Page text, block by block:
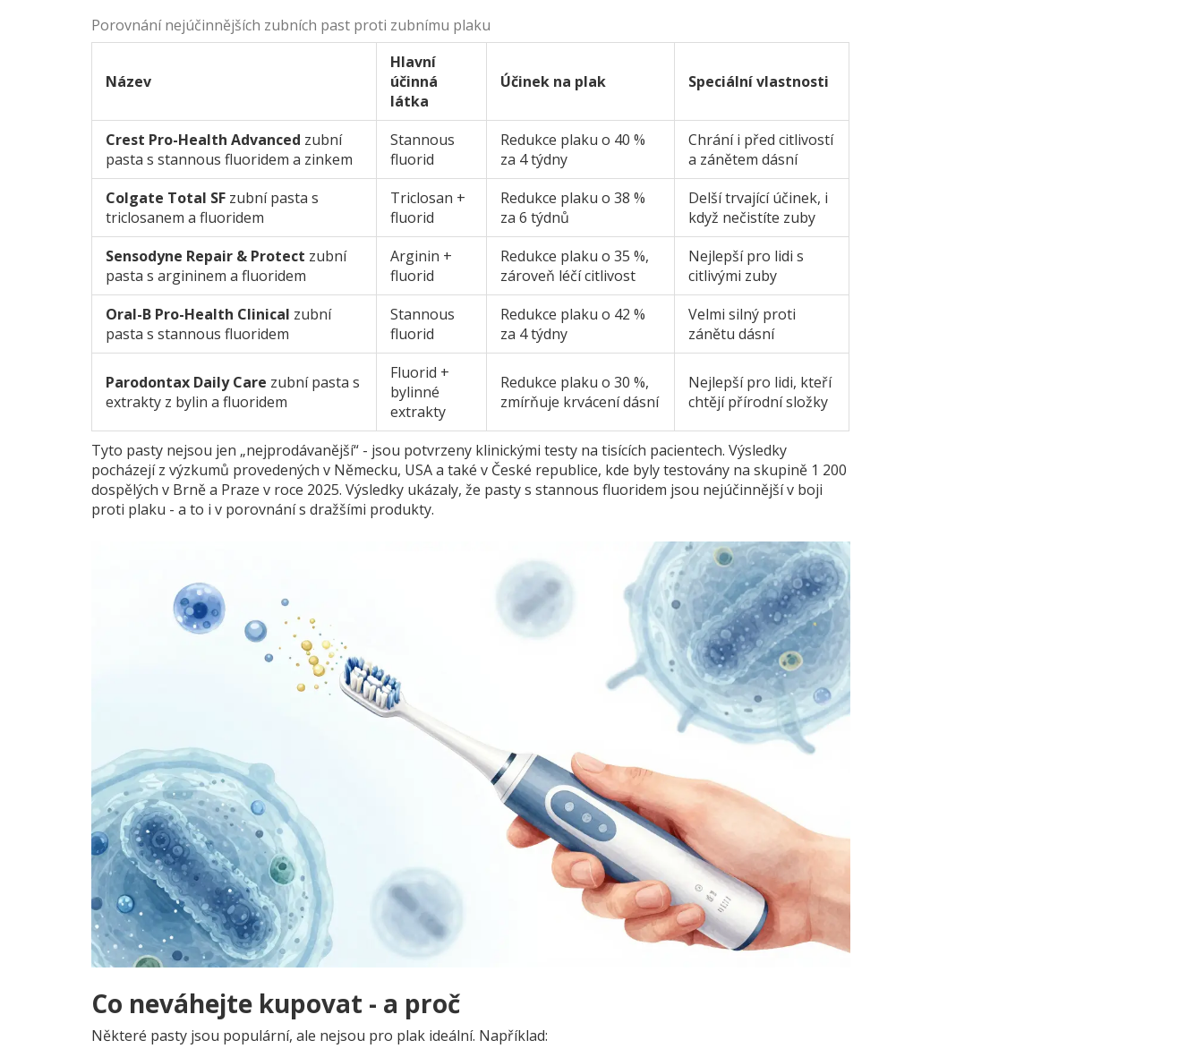
Porovnání nejúčinnějších zubních past proti zubnímu plaku
Název
Hlavní
účinná
látka
Účinek na plak Speciální vlastnosti
Crest Pro-Health Advanced zubní
pasta s stannous fluoridem a zinkem
Stannous
fluorid
Redukce plaku o 40 %
za 4 týdny
Chrání i před citlivostí
a zánětem dásní
Colgate Total SF zubní pasta s
triclosanem a fluoridem
Triclosan +
fluorid
Redukce plaku o 38 %
za 6 týdnů
Delší trvající účinek, i
když nečistíte zuby
Sensodyne Repair & Protect zubní
pasta s argininem a fluoridem
Arginin +
fluorid
Redukce plaku o 35 %,
zároveň léčí citlivost
Nejlepší pro lidi s
citlivými zuby
Oral-B Pro-Health Clinical zubní
pasta s stannous fluoridem
Stannous
fluorid
Redukce plaku o 42 %
za 4 týdny
Velmi silný proti
zánětu dásní
Parodontax Daily Care zubní pasta s
extrakty z bylin a fluoridem
Fluorid +
bylinné
extrakty
Redukce plaku o 30 %,
zmírňuje krvácení dásní
Nejlepší pro lidi, kteří
chtějí přírodní složky
Tyto pasty nejsou jen „nejprodávanější“ - jsou potvrzeny klinickými testy na tisících pacientech. Výsledky
pocházejí z výzkumů provedených v Německu, USA a také v České republice, kde byly testovány na skupině 1 200
dospělých v Brně a Praze v roce 2025. Výsledky ukázaly, že pasty s stannous fluoridem jsou nejúčinnější v boji
proti plaku - a to i v porovnání s dražšími produkty.
Co neváhejte kupovat - a proč
Některé pasty jsou populární, ale nejsou pro plak ideální. Například: